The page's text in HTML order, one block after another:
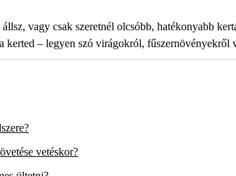
vagy csak szeretnél olcsóbb, hatékonyabb
kerted – legyen szó virágokról,
vetéskor?